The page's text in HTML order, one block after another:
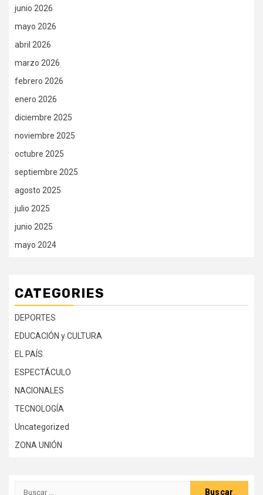
junio 2026
mayo 2026
abril 2026
marzo 2026
febrero 2026
enero 2026
diciembre 2025
noviembre 2025
octubre 2025
septiembre 2025
agosto 2025
julio 2025
junio 2025
mayo 2024
CATEGORIES
DEPORTES
EDUCACIÓN y CULTURA
EL PAÍS
ESPECTÁCULO
NACIONALES
TECNOLOGÍA
Uncategorized
ZONA UNIÓN
Buscar: